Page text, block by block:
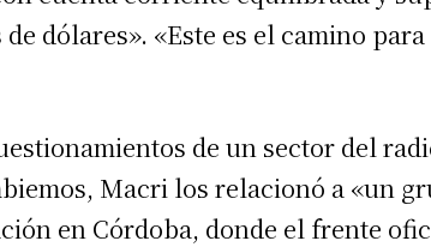
de correo electrónico*
dólares». «Este es el camino
de un sector del
Macri los relacionó a «un
en Córdoba, donde el frente